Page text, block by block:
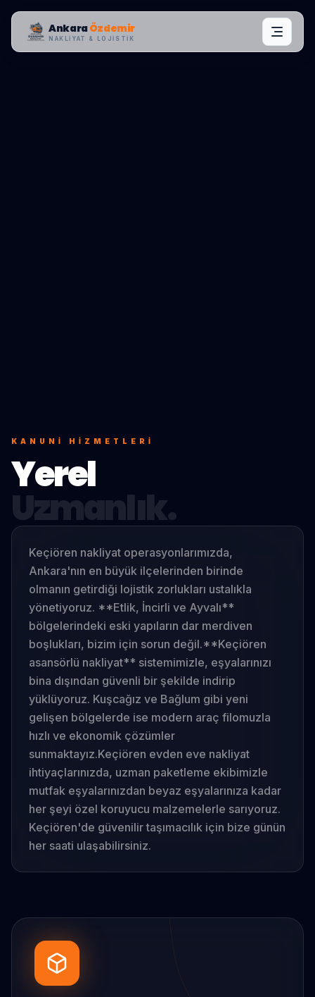
AnkaraÖzdemir
NAKLIYAT & LOJISTIK
KANUNI HIZMETLERI
Yerel
Uzmanlık.
Keçiören nakliyat operasyonlarımızda,
Ankara'nın en büyük ilçelerinden birinde
olmanın getirdiği lojistik zorlukları ustalıkla
yönetiyoruz. **Etlik, İncirli ve Ayvalı**
bölgelerindeki eski yapıların dar merdiven
boşlukları, bizim için sorun değil.**Keçiören
asansörlü nakliyat** sistemimizle, eşyalarınızı
bina dışından güvenli bir şekilde indirip
yüklüyoruz. Kuşcağız ve Bağlum gibi yeni
gelişen bölgelerde ise modern araç filomuzla
hızlı ve ekonomik çözümler
sunmaktayız.Keçiören evden eve nakliyat
ihtiyaçlarınızda, uzman paketleme ekibimizle
mutfak eşyalarınızdan beyaz eşyalarınıza kadar
her şeyi özel koruyucu malzemelerle sarıyoruz.
Keçiören'de güvenilir taşımacılık için bize günün
her saati ulaşabilirsiniz.